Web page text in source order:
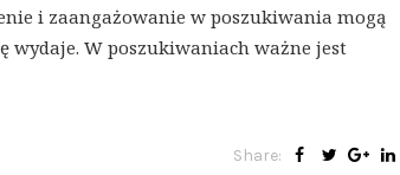
i zaangażowanie w poszukiwania mogą
wydaje. W poszukiwaniach ważne jest
Share: